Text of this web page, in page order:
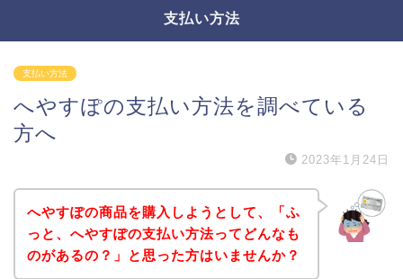
支払い方法
支払い方法
へやすぽの支払い方法を調べている
方へ
2023年1月24日
へやすぽの商品を購入しようとして、「ふ
っと、へやすぽの支払い方法ってどんなも
のがあるの？」と思った方はいませんか？